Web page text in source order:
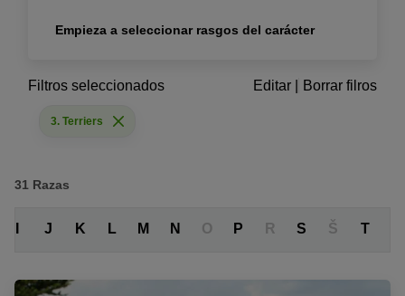
Empieza a seleccionar rasgos del carácter
Filtros seleccionados Editar Borrar filros
3. Terriers
31 Razas
J K L M N O P R S Š T